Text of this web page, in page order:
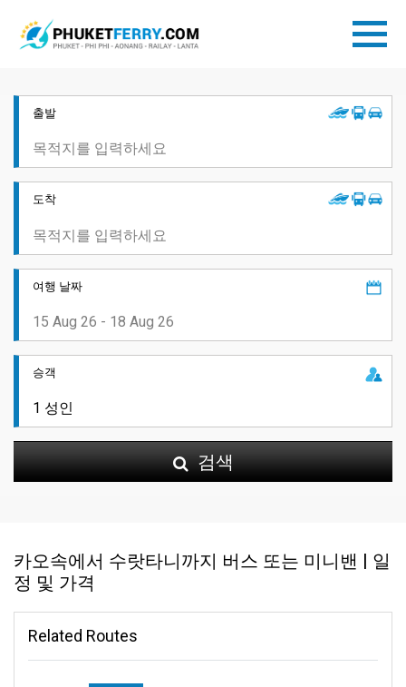
출발
도착
여행 날짜
승객
검색
카오속에서 수랏타니까지 버스 또는 미니밴 | 일
정 및 가격
Related Routes